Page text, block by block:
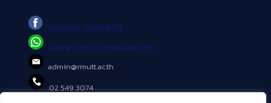
Fanpage : AritRMUTT
Line@ : https://lin.ee/tXe209C
admin@rmutt.ac.th
02 549 3074